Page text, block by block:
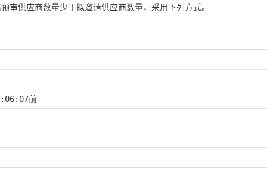
审供应商数量少于拟邀请供应商数量，采用下列方式。
前